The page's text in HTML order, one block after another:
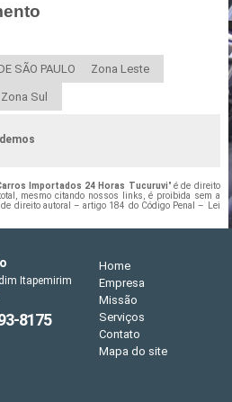
SÃO PAULO Zona Leste
Zona Sul
Importados 24 Horas Tucuruvi" é de direito
mesmo citando nossos links, é proibida sem a
direito autoral – artigo 184 do Código Penal –
Lei
Itapemirim
8175
Home
Empresa
Missão
Serviços
Contato
Mapa do site